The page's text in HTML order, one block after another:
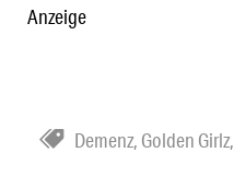
Anzeige
Demenz, Golden Girlz,